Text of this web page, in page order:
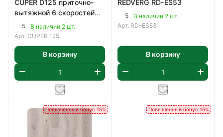
CUPER D125 приточно-
вытяжной 6 скоростей
ERA5
В наличии 2 шт.
Арт. CUPER 125
В корзину
REDVERG RD-ES53
5
В наличии 2 шт.
Арт. RD-ES53
В корзину
Повышенный бонус 15% Повышенный бонус 15%